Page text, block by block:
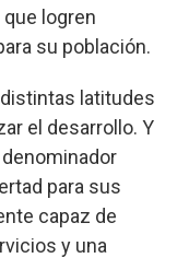
logren
su población.
latitudes
el desarrollo. Y
para sus
capaz de
y una